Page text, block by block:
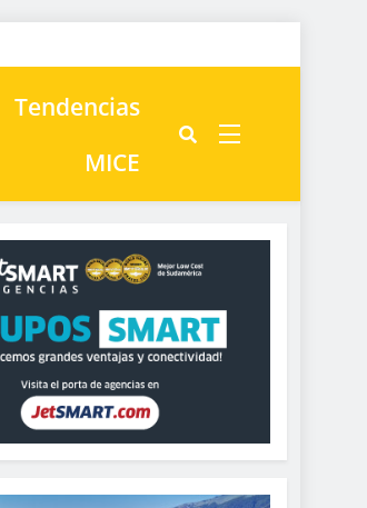
Tendencias
MICE